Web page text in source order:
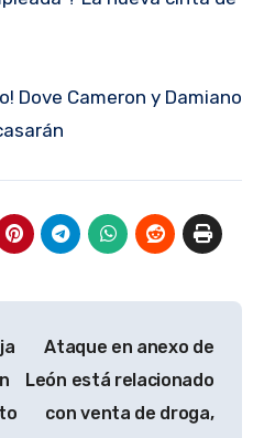
Dove Cameron y Damiano
Ataque en anexo de
León está relacionado
con venta de droga,